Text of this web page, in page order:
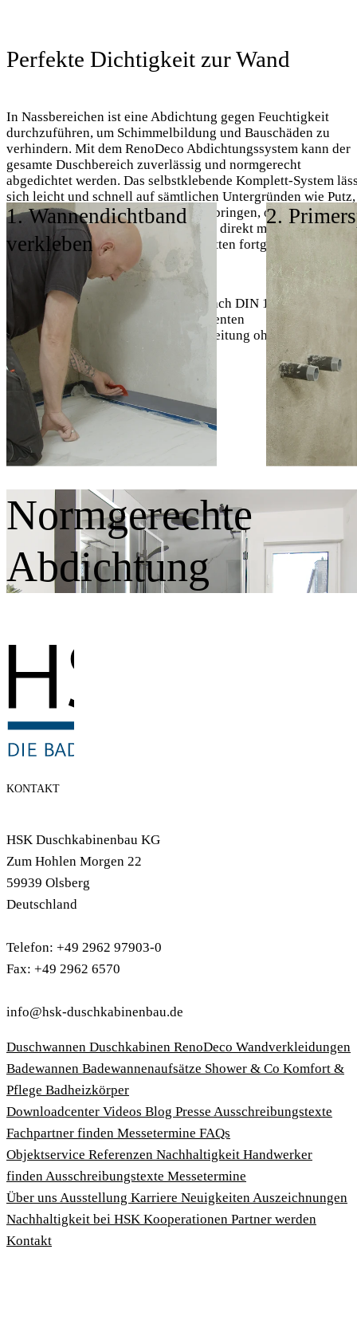
Perfekte Dichtigkeit zur Wand
In Nassbereichen ist eine Abdichtung gegen Feuchtigkeit
durchzuführen, um Schimmelbildung und Bauschäden zu
verhindern. Mit dem RenoDeco Abdichtungssystem kann der
gesamte Duschbereich zuverlässig und normgerecht
abgedichtet werden. Das selbstklebende Komplett-System
sich leicht und schnell auf sämtlichen Untergründen wie Putz,
Gipskarton oder Altfliesenspiegel anbringen, ohne dass
Trocknungszeiten entstehen. So kann direkt mit der
Anbringung der RenoDeco Dekorplatten fortgefahren werden.
Die Pluspunkte im Überblick
Normgerechte Verbundabdichtung nach DIN 18534
Selbstklebende Abdichtungskomponenten
Schnelle, sichere und saubere Verarbeitung ohne
Fremdgewerke
Keine Trocknungs- und Wartezeiten
Für sämtliche Untergründe geeignet
Abdichtungs-Video ansehen
Normgerechte
Abdichtung
1. Wannendichtband
verkleben
2.
KONTAKT
HSK Duschkabinenbau KG
Zum Hohlen Morgen 22
59939 Olsberg
Deutschland
Telefon: +49 2962 97903-0
Fax: +49 2962 6570
info@hsk-duschkabinenbau.de
Duschwannen Duschkabinen RenoDeco Wandverkleidungen
Badewannen Badewannenaufsätze Shower & Co Komfort &
Pflege Badheizkörper
Download­center Videos Blog Presse Ausschreibungstexte
Fachpartner finden Messetermine FAQs
Objektservice Referenzen Nachhaltigkeit Handwerker
findenAusschreibungstexte Messetermine
Über uns Ausstellung Karriere NeuigkeitenAuszeichnungen
Nachhaltigkeit bei HSK Kooperationen Partner werden
Kontakt